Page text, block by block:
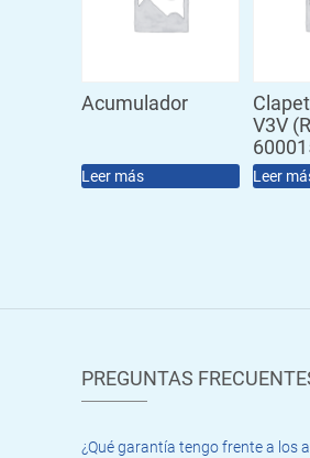
Acumulador
Leer más
V3V
Leer
PREGUNTAS
¿Qué garantía tengo frente a los